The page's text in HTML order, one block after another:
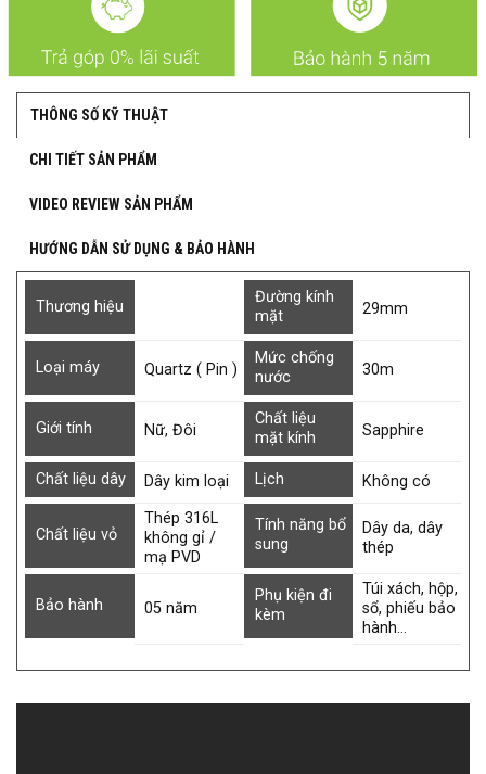
THÔNG SỐ KỸ THUẬT
CHI TIẾT SẢN PHẨM
VIDEO REVIEW SẢN PHẨM
HƯỚNG DẪN SỬ DỤNG & BẢO HÀNH
Thương hiệu
Đường kính
mặt
29mm
Loại máy Quartz ( Pin )
Mức chống
nước
30m
Giới tính Nữ, Đôi
Chất liệu
mặt kính
Sapphire
Chất liệu dây Dây kim loại Lịch Không có
Chất liệu vỏ
Thép 316L
không gỉ /
mạ PVD
Tính năng bổ
sung
Dây da, dây
thép
Bảo hành 05 năm
Phụ kiện đi
kèm
Túi xách, hộp,
sổ, phiếu bảo
hành…